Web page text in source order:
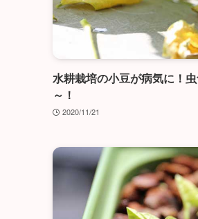
水耕栽培の小豆が病気に！
～！
2020/11/21